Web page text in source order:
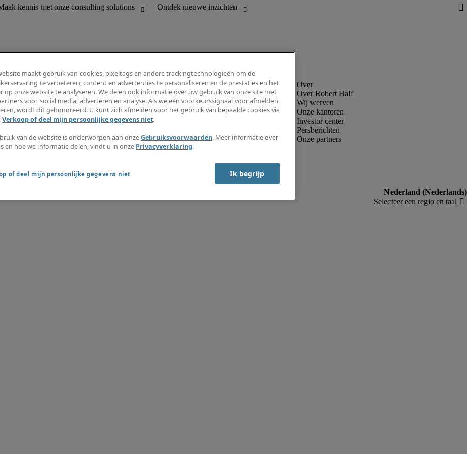
HR en customer support
Informatiecentrum
Inschrijven nieuwsbrief
Maak een vacaturemelding aan
Jobomschrijvingen
Timesheets
Ontdek nieuwe inzichten
Over Robert Half
Wij werven
Onze kantoren
Investor center
Persberichten
Onze partners
maakt gebruik van cookies, pixeltags en andere trackingtechnologieën om de
te verbeteren, content en advertenties te personaliseren en de prestaties en het
op onze website te analyseren. We delen ook informatie over uw gebruik van onze site met
voor social media, adverteren en analyse. Als we een voorkeurssignaal voor afmelden
wordt dit gehonoreerd. U kunt zich afmelden voor het gebruik van bepaalde cookies via
Verkoop of deel mijn persoonlijke gegevens niet.
van de website is onderworpen aan onzeGebruiksvoorwaarden. Meer informatie over
en hoe we informatie delen, vindt u in onze Privacyverklaring.
of deel mijn persoonlijke gegevens niet Ik begrijp